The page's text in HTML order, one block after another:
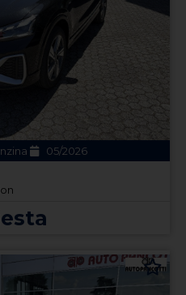
05/2026